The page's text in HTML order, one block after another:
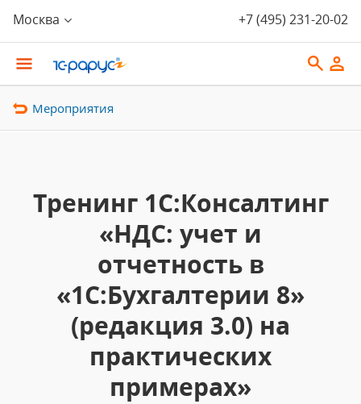
Москва +7 (495) 231-20-02
Мероприятия
Тренинг 1С:Консалтинг
«НДС: учет и
отчетность в
«1С:Бухгалтерии 8»
(редакция 3.0) на
практических
примерах»